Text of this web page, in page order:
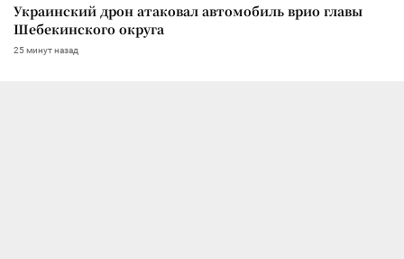
Украинский дрон атаковал автомобиль врио главы
Шебекинского округа
25 минут назад